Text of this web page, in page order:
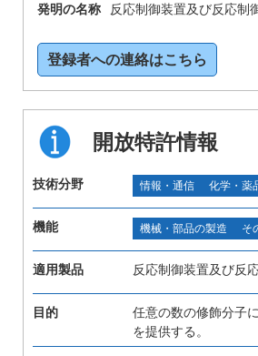
発明の名称
反応制御装置及び反応制
登録者への連絡はこちら
開放特許情報
技術分野 情報・通信 化学・薬
機能 機械・部品の製造 そ
適用製品 反応制御装置及び反
目的
任意の数の修飾分子
を提供する。